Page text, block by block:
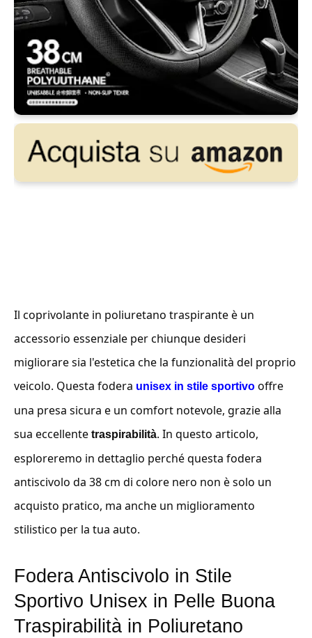
Il coprivolante in poliuretano traspirante è un
accessorio essenziale per chiunque desideri
migliorare sia l'estetica che la funzionalità del proprio
veicolo. Questa fodera unisex in stile sportivo offre
una presa sicura e un comfort notevole, grazie alla
sua eccellente traspirabilità. In questo articolo,
esploreremo in dettaglio perché questa fodera
antiscivolo da 38 cm di colore nero non è solo un
acquisto pratico, ma anche un miglioramento
stilistico per la tua auto.
Fodera Antiscivolo in Stile
Sportivo Unisex in Pelle Buona
Traspirabilità in Poliuretano